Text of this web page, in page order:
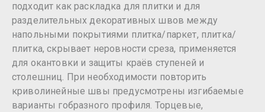
подходит как раскладка для плитки и для
разделительных декоративных швов между
напольными покрытиями плитка/паркет, плитка/
плитка, скрывает неровности среза, применяется
для окантовки и защиты краёв ступеней и
столешниц. При необходимости повторить
криволинейные швы предусмотрены изгибаемые
варианты гобразного профиля. Торцевые,